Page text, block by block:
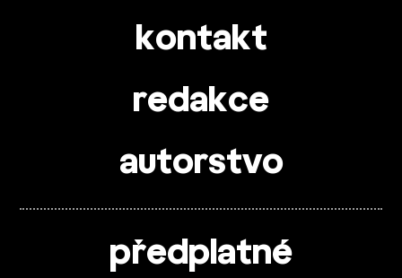
kontakt
redakce
autorstvo
předplatné